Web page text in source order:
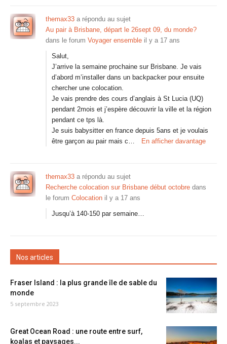
themax33 a répondu au sujet
Au pair à Brisbane, départ le 26sept 09, du monde?
dans le forum Voyager ensemble il y a 17 ans
Salut,
J’arrive la semaine prochaine sur Brisbane. Je vais
d’abord m’installer dans un backpacker pour ensuite
chercher une colocation.
Je vais prendre des cours d’anglais à St Lucia (UQ)
pendant 2mois et j’espère découvrir la ville et la région
pendant ce tps là.
Je suis babysitter en france depuis 5ans et je voulais
être garçon au pair mais c…
En afficher davantage
themax33 a répondu au sujet
Recherche colocation sur Brisbane début octobre dans
le forum Colocation il y a 17 ans
Jusqu’à 140-150 par semaine…
Nos articles
Fraser Island : la plus grande île de sable du
monde
5 septembre 2023
Great Ocean Road : une route entre surf,
koalas et paysages...